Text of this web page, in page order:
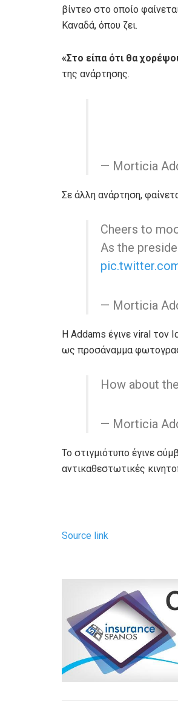
βίντεο στο οποίο
Καναδά, όπου ζει.
«Στο είπα ότι θα
της ανάρτησης.
— Morticia
Σε άλλη ανάρτηση,
Cheers to
As the
— Morticia
Η Addams έγινε viral τον
ως προσάναμμα
How about
— Morticia
Το στιγμιότυπο έγινε
αντικαθεστωτικές
Source link